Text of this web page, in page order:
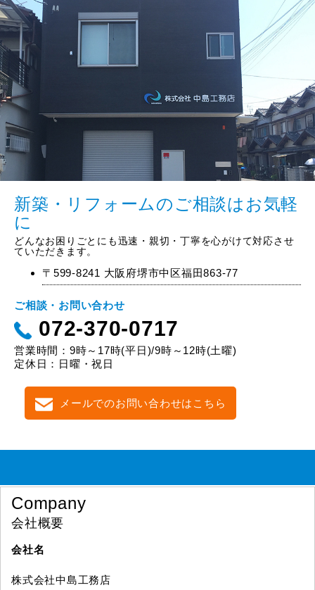
新築・リフォームのご相談はお気軽
に
どんなお困りごとにも迅速・親切・丁寧を心がけて対応させ
ていただきます。
〒599-8241 大阪府堺市中区福田863-77
ご相談・お問い合わせ
072-370-0717
営業時間：9時～17時(平日)/9時～12時(土曜)
定休日：日曜・祝日
メールでのお問い合わせはこちら
Company
会社概要
会社名
株式会社中島工務店